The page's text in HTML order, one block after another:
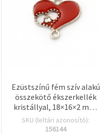
Ezüstszínű fém szív alakú
összekötő ékszerkellék
kristállyal, 18×16×2 mm,
1,5 mm furat, 2
db/csomag
SKU (leltári azonosító):
156144